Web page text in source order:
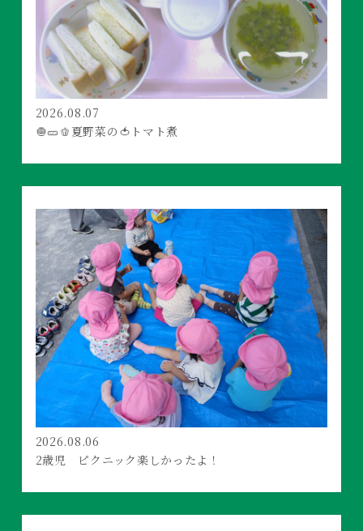
2026.08.07
🧅🥒🫑夏野菜の🍅トマト煮
2026.08.06
2歳児 ピクニック楽しかったよ！